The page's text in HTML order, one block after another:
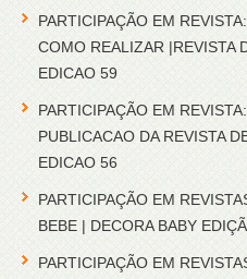
PARTICIPAÇÃO EM
COMO REALIZAR |REVISTA
EDICAO 59
PARTICIPAÇÃO EM
PUBLICACAO DA REVISTA
EDICAO 56
PARTICIPAÇÃO EM
BEBE | DECORA BABY
PARTICIPAÇÃO EM